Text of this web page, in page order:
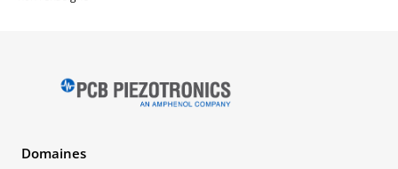
Domaines